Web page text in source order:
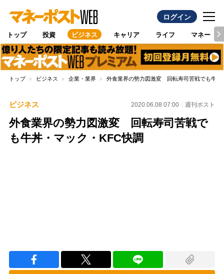
ログイン
トップ 投資 ビジネス キャリア ライフ マネー
トップ ビジネス 企業・業界 外食業界の勢力図激変 回転寿司苦戦でも牛丼
ビジネス 2020.06.08 07:00 週刊ポスト
外食業界の勢力図激変 回転寿司苦戦で
も牛丼・マック・KFC快調